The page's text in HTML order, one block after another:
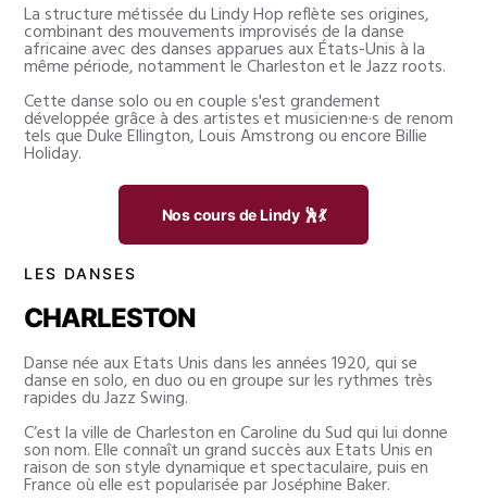
La structure métissée du Lindy Hop reflète ses origines,
combinant des mouvements improvisés de la danse
africaine avec des danses apparues aux États-Unis à la
même période, notamment le Charleston et le Jazz roots.
Cette danse solo ou en couple s'est grandement
développée grâce à des artistes et musicien·ne·s de renom
tels que Duke Ellington, Louis Amstrong ou encore Billie
Holiday.
Nos cours de Lindy 🕺💃
LES DANSES
CHARLESTON
Danse née aux Etats Unis dans les années 1920, qui se
danse en solo, en duo ou en groupe sur les rythmes très
rapides du Jazz Swing.
C’est la ville de Charleston en Caroline du Sud qui lui donne
son nom. Elle connaît un grand succès aux Etats Unis en
raison de son style dynamique et spectaculaire, puis en
France où elle est popularisée par Joséphine Baker.